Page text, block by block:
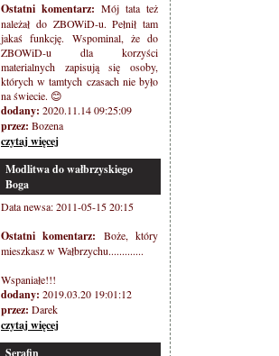
Ostatni komentarz: Mój tata też
należał do ZBOWiD-u. Pełnił tam
jakaś funkcję. Wspominal, że do
ZBOWiD-u dla korzyści
materialnych zapisują się osoby,
których w tamtych czasach nie było
na świecie. 😊
dodany: 2020.11.14 09:25:09
przez: Bozena
czytaj więcej
Modlitwa do wałbrzyskiego
Boga
Data newsa: 2011-05-15 20:15
Ostatni komentarz: Boże, który
mieszkasz w Wałbrzychu.............
Wspaniałe!!!
dodany: 2019.03.20 19:01:12
przez: Darek
czytaj więcej
Serafin